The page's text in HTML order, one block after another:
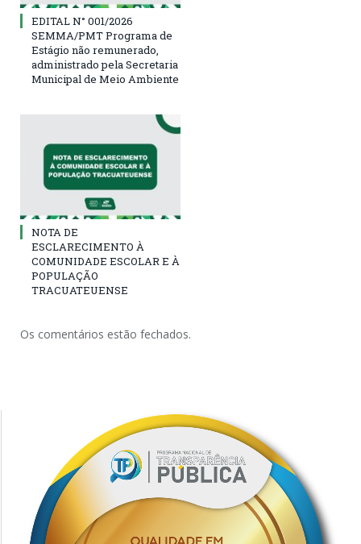
EDITAL N° 001/2026
SEMMA/PMT Programa de
Estágio não remunerado,
administrado pela Secretaria
Municipal de Meio Ambiente
NOTA DE
ESCLARECIMENTO À
COMUNIDADE ESCOLAR E À
POPULAÇÃO
TRACUATEUENSE
Os comentários estão fechados.